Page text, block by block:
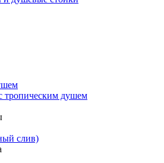
тропическим душем
слив)